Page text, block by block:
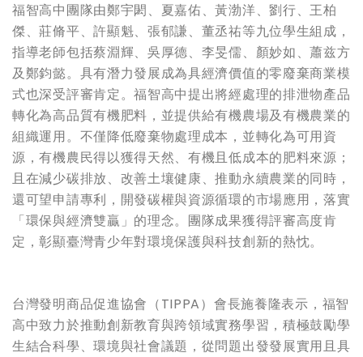
福智高中團隊由鄭宇閎、夏嘉佑、黃渤洋、劉行、王柏
傑、莊脩平、許顯魁、張郁謙、董丞祐等九位學生組成，
指導老師包括蔡淵輝、吳厚德、李旻儒、顏妙如、蕭兹方
及鄭鈞懿。具有潛力發展成為具經濟價值的零廢棄商業模
式也深受評審肯定。福智高中提出將經處理的排泄物產品
轉化為高品質有機肥料，並提供給有機農場及有機農業的
組織運用。不僅降低廢棄物處理成本，並轉化為可用資
源，有機農民得以獲得天然、有機且低成本的肥料來源；
且在減少碳排放、改善土壤健康、推動永續農業的同時，
還可望申請專利，開發碳權與資源循環的市場應用，落實
「環保與經濟雙贏」的理念。團隊成果獲得評審高度肯
定，彰顯臺灣青少年對環境保護與科技創新的熱忱。
台灣發明商品促進協會（TIPPA）會長施養隆表示，福智
高中致力於推動創新教育與跨領域實務學習，積極鼓勵學
生結合科學、環境與社會議題，從問題出發發展實用且具